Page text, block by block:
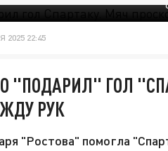
2025 22:45
"ПОДАРИЛ" ГОЛ
РУК
"Ростова" помогла